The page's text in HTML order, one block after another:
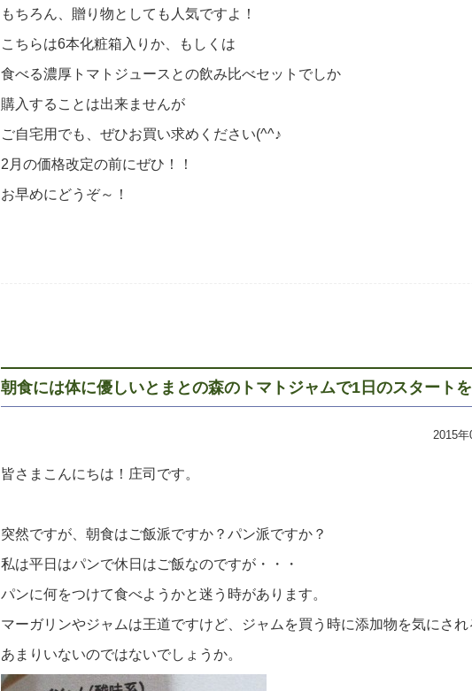
もちろん、贈り物としても人気ですよ！
こちらは6本化粧箱入りか、もしくは
食べる濃厚トマトジュースとの飲み比べセットでしか
購入することは出来ませんが
ご自宅用でも、ぜひお買い求めください(^^♪
2月の価格改定の前にぜひ！！
お早めにどうぞ～！
朝食には体に優しいとまとの森のトマトジャムで1日のスタートを
2015年
皆さまこんにちは！庄司です。
突然ですが、朝食はご飯派ですか？パン派ですか？
私は平日はパンで休日はご飯なのですが・・・
パンに何をつけて食べようかと迷う時があります。
マーガリンやジャムは王道ですけど、ジャムを買う時に添加物を気にされ
あまりいないのではないでしょうか。